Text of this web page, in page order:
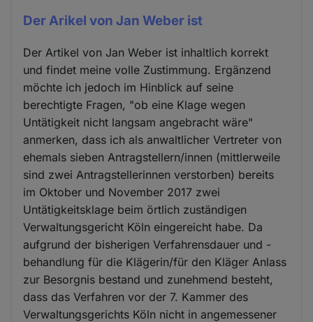
Der Arikel von Jan Weber ist
Der Artikel von Jan Weber ist inhaltlich korrekt
und findet meine volle Zustimmung. Ergänzend
möchte ich jedoch im Hinblick auf seine
berechtigte Fragen, "ob eine Klage wegen
Untätigkeit nicht langsam angebracht wäre"
anmerken, dass ich als anwaltlicher Vertreter von
ehemals sieben Antragstellern/innen (mittlerweile
sind zwei Antragstellerinnen verstorben) bereits
im Oktober und November 2017 zwei
Untätigkeitsklage beim örtlich zuständigen
Verwaltungsgericht Köln eingereicht habe. Da
aufgrund der bisherigen Verfahrensdauer und -
behandlung für die Klägerin/für den Kläger Anlass
zur Besorgnis bestand und zunehmend besteht,
dass das Verfahren vor der 7. Kammer des
Verwaltungsgerichts Köln nicht in angemessener